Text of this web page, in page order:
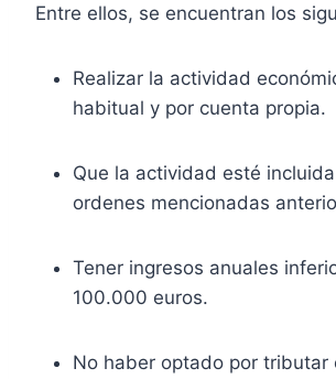
Entre ellos, se encuentran los
Realizar la actividad
habitual y por cuenta propia.
Que la actividad esté
ordenes mencionadas
Tener ingresos anuales
100.000 euros.
No haber optado por tributar